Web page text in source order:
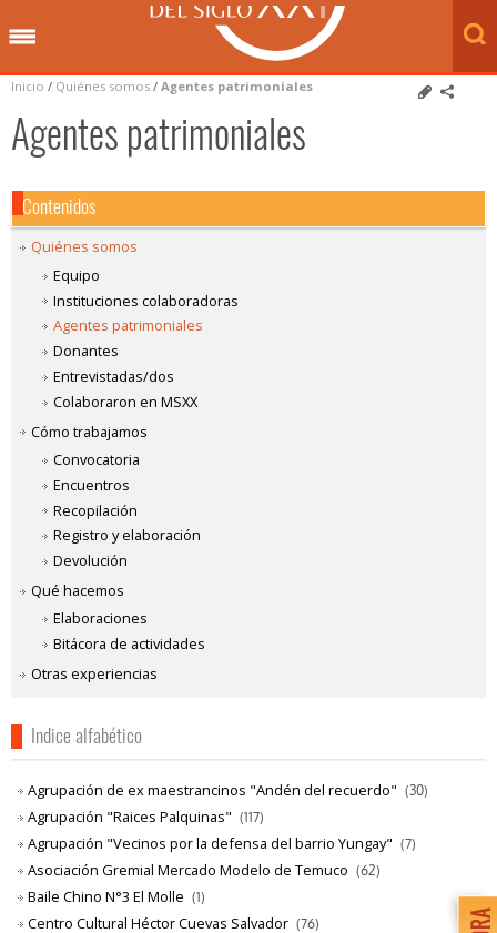
Inicio / Quiénes somos / Agentes patrimoniales
Agentes patrimoniales
Contenidos
Quiénes somos
Equipo
Instituciones colaboradoras
Agentes patrimoniales
Donantes
Entrevistadas/dos
Colaboraron en MSXX
Cómo trabajamos
Convocatoria
Encuentros
Recopilación
Registro y elaboración
Devolución
Qué hacemos
Elaboraciones
Bitácora de actividades
Otras experiencias
Indice alfabético
Agrupación de ex maestrancinos "Andén del recuerdo" (30)
Agrupación "Raices Palquinas" (117)
Agrupación "Vecinos por la defensa del barrio Yungay" (7)
Asociación Gremial Mercado Modelo de Temuco (62)
Baile Chino N°3 El Molle (1)
Centro Cultural Héctor Cuevas Salvador (76)